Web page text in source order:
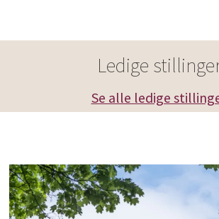
Ledige
Se alle ledige